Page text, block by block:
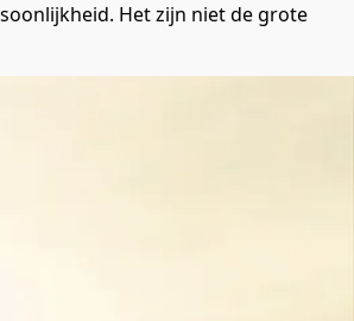
Het zijn niet de grote